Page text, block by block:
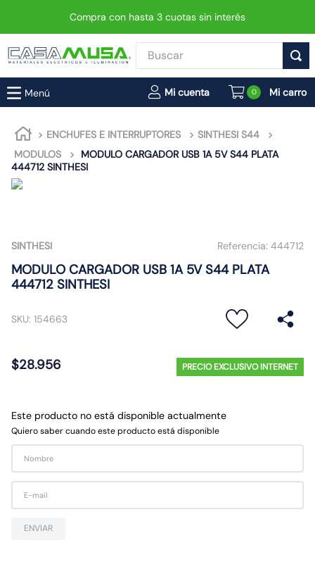
Compra con hasta 3 cuotas sin interés
Buscar
0
ENCHUFES E INTERRUPTORES
SINTHESI S44
MODULOS
MODULO CARGADOR USB 1A 5V S44 PLATA
444712 SINTHESI
SINTHESI Referencia: 444712
MODULO CARGADOR USB 1A 5V S44 PLATA
444712 SINTHESI
SKU: 154663
$28.956 PRECIO EXCLUSIVO INTERNET
Este producto no está disponible actualmente
Quiero saber cuando este producto está disponible
ENVIAR
TÉRMINOS MÁS BUSCADOS
1.
enchufe
2.
interruptor
3.
foco
foco led
8 .
ampolleta